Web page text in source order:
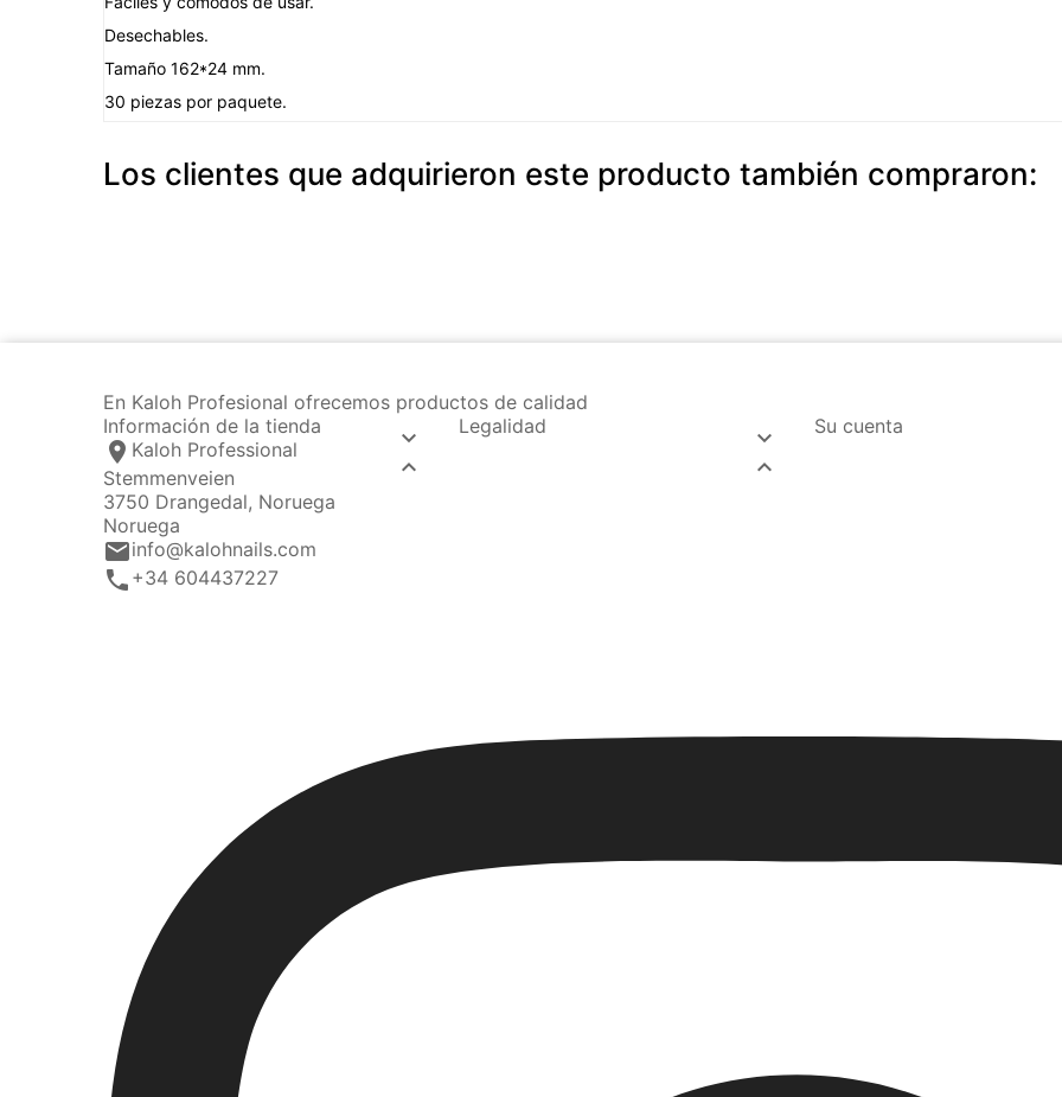
Desechables.
Tamaño 162*24 mm.
30 piezas por paquete.
Los clientes que adquirieron este producto también compraron:
En Kaloh Profesional ofrecemos productos de calidad
Información de la tienda


location_on Kaloh Professional
Stemmenveien
3750 Drangedal, Noruega
Noruega
emailinfo@kalohnails.com
call +34 604437227
Legalidad


Su cuenta